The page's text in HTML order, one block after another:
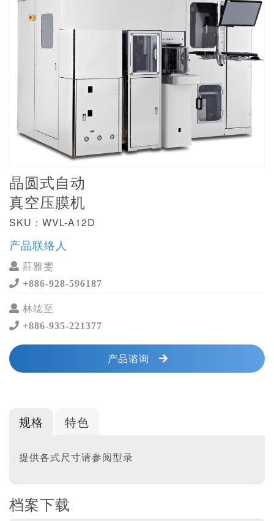
晶圆式自动
真空压膜机
SKU：WVL-A12D
产品联络人
莊雅雯
+886-928-596187
林竑至
+886-935-221377
产品谘询
规格 特色
提供各式尺寸请参阅型录
档案下载